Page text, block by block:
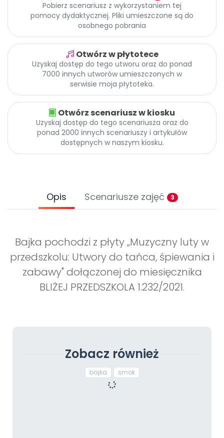
Pomoc
Promocje
Pobierz scenariusz z wykorzystaniem tej
pomocy dydaktycznej. Pliki umieszczone są do
osobnego pobrania
Otwórz w płytotece
Uzyskaj dostęp do tego utworu oraz do ponad
7000 innych utworów umieszczonych w
serwisie moja płytoteka.
Otwórz scenariusz w kiosku
Uzyskaj dostęp do tego scenariusza oraz do
ponad 2000 innych scenariuszy i artykułów
dostępnych w naszym kiosku.
Opis Scenariusze zajęć 3
Bajka pochodzi z płyty „Muzyczny luty w
przedszkolu: Utwory do tańca, śpiewania i
zabawy" dołączonej do miesięcznika
BLIŻEJ PRZEDSZKOLA 1.232/2021.
Zobacz również
bajka smok